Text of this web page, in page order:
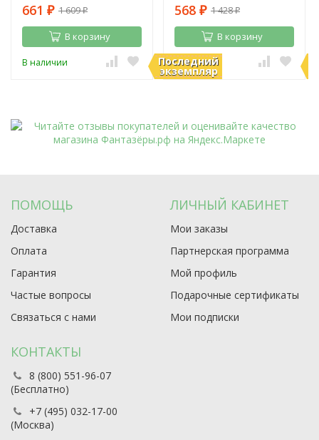
661 ₽ 1 609₽
В корзину
В наличии Последний
экземпляр
568 ₽ 1 428₽
В корзину
В наличии
ПОМОЩЬ
Доставка
Оплата
Гарантия
Частые вопросы
Связаться с нами
ЛИЧНЫЙ КАБИНЕТ
Мои заказы
Партнерская программа
Мой профиль
Подарочные сертификаты
Мои подписки
КОНТАКТЫ
8 (800) 551-96-07
(Бесплатно)
+7 (495) 032-17-00
(Москва)